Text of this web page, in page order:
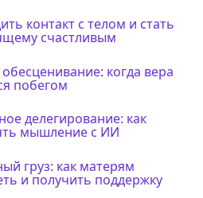
контакт с телом и стать
счастливым
когда вера
побегом
делегирование: как
мышление с ИИ
груз: как матерям
и получить поддержку